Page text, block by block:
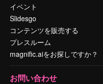
イベント
Slidesgo
コンテンツを販売する
プレスルーム
magnific.aiをお探しですか？
お問い合わせ